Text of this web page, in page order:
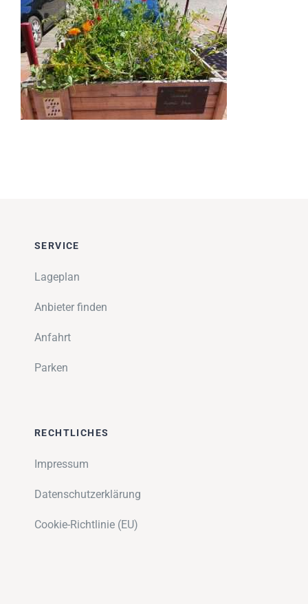
Impressionen
Über uns
SUCHE
NACH:
SERVICE
Lageplan
Anbieter finden
Anfahrt
Parken
RECHTLICHES
Impressum
Datenschutzerklärung
Cookie-Richtlinie (EU)